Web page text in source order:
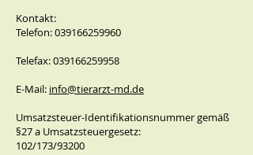
Kontakt:
Telefon: 039166259960
Telefax: 039166259958
E-Mail: info@tierarzt-md.de
Umsatzsteuer-Identifikationsnummer gemäß
§27 a Umsatzsteuergesetz:
102/173/93200